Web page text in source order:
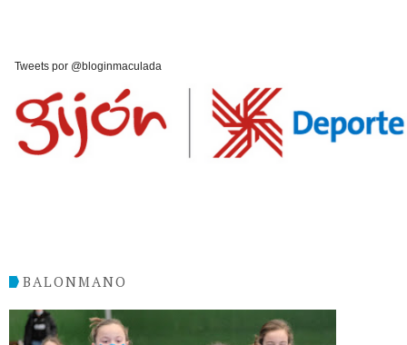
Tweets por @bloginmaculada
BALONMANO